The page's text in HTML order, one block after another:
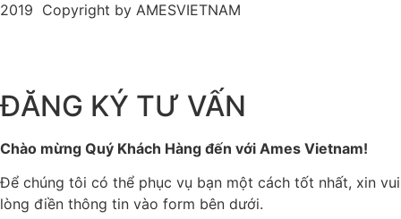
2019 Copyright by AMESVIETNAM
ĐĂNG KÝ TƯ VẤN
Chào mừng Quý Khách Hàng đến với Ames Vietnam!
Để chúng tôi có thể phục vụ bạn một cách tốt nhất, xin vui
lòng điền thông tin vào form bên dưới.